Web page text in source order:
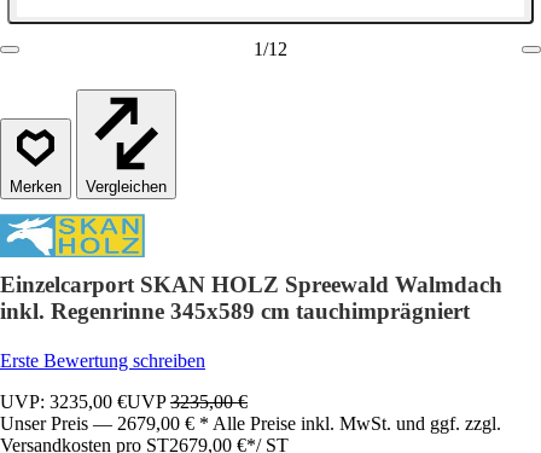
1/12
Vergleichen
Einzelcarport SKAN HOLZ Spreewald Walmdach
inkl. Regenrinne 345x589 cm tauchimprägniert
Erste Bewertung schreiben
UVP: 3235,00 €UVP3235,00 €
Unser Preis — 2679,00 € * Alle Preise inkl. MwSt. und ggf. zzgl.
Versandkosten pro ST2679,00 €*/ ST